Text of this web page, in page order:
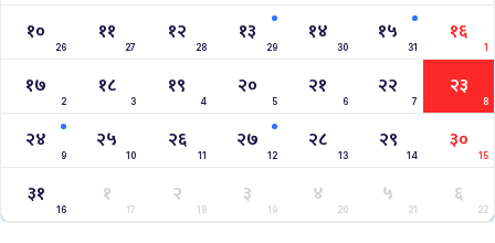
१०
26
११
27
१२
28
१३
29
१४
30
१५
31
१६
1
१७
2
१८
3
१९
4
२०
5
२१
6
२२
7
२३
8
२४
9
२५
10
२६
11
२७
12
२८
13
२९
14
३०
15
३१
16
१
17
२
18
३
19
४
20
५
21
६
22